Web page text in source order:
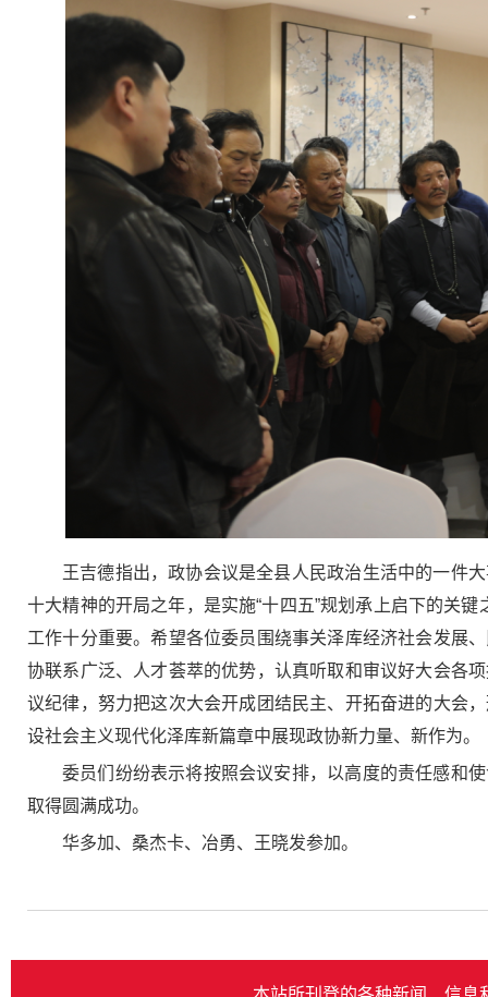
王吉德指出，政协会议是全县人民政治生活中的一件
十大精神的开局之年，是实施“十四五”规划承上启下的关
工作十分重要。希望各位委员围绕事关泽库经济社会发展
协联系广泛、人才荟萃的优势，认真听取和审议好大会各
议纪律，努力把这次大会开成团结民主、开拓奋进的大会
设社会主义现代化泽库新篇章中展现政协新力量、新作为。
委员们纷纷表示将按照会议安排，以高度的责任感和
取得圆满成功。
华多加、桑杰卡、冶勇、王晓发参加。